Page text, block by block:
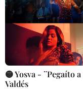
🟡 Yosva - ¨Pegaíto
Valdés